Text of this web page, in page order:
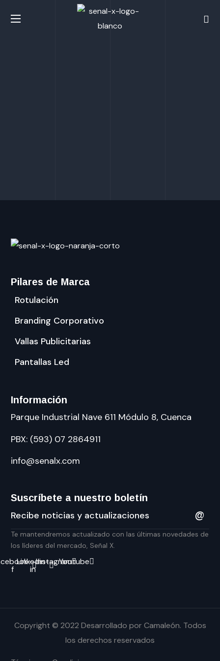
Pilares de Marca
Rotulación
Branding Corporativo
Vallas Publicitarias
Pantallas Led
Información
Parque Industrial Nave 611 Módulo 8, Cuenca
PBX: (593) 07 2864911
info@senalx.com
Suscríbete a nuestro boletín
Te mantendremos actualizado con las últimas novedades de
los líderes del mercado, Señal X.
f
Linkedin-
in
InstagramYoutube
Copyright © 2022 Desarrollado porCamaleón. Todos
los derechos reservados